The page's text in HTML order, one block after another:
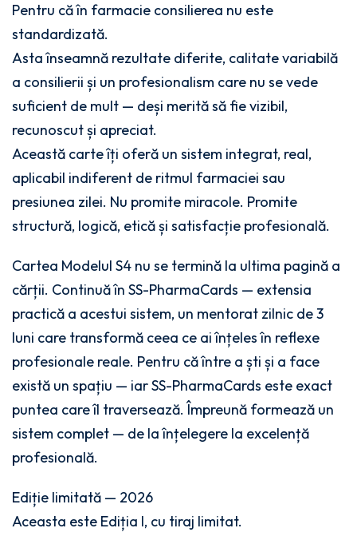
Pentru că în farmacie consilierea nu este
standardizată.
Asta înseamnă rezultate diferite, calitate variabilă
a consilierii și un profesionalism care nu se vede
suficient de mult — deși merită să fie vizibil,
recunoscut și apreciat.
Această carte îți oferă un sistem integrat, real,
aplicabil indiferent de ritmul farmaciei sau
presiunea zilei. Nu promite miracole. Promite
structură, logică, etică și satisfacție profesională.
Cartea Modelul S4 nu se termină la ultima pagină a
cărții. Continuă în SS-PharmaCards — extensia
practică a acestui sistem, un mentorat zilnic de 3
luni care transformă ceea ce ai înțeles în reflexe
profesionale reale. Pentru că între a ști și a face
există un spațiu — iar SS-PharmaCards este exact
puntea care îl traversează. Împreună formează un
sistem complet — de la înțelegere la excelență
profesională.
Ediție limitată — 2026
Aceasta este Ediția I, cu tiraj limitat.